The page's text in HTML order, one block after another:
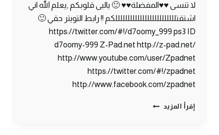
لا تنسى ♥♥المفضلة♥♥ 🙂 يالبى قلوبكم ,يعلم الله اني
اشتقتلللللللللللللللللللللللللكم !! رابط التويتر حقي 🙂
https://twitter.com/#!/d7oomy_999 ps3 ID
d7oomy-999 Z-Pad.net http://z-pad.net/
http://www.youtube.com/user/Zpadnet
https://twitter.com/#!/zpadnet
http://www.facebook.com/zpadnet
إقرأ المزيد ماين